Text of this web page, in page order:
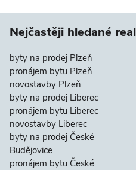
Nejčastěji hledané
byty na prodej Plzeň
pronájem bytu Plzeň
novostavby Plzeň
byty na prodej Liberec
pronájem bytu Liberec
novostavby Liberec
byty na prodej České
Budějovice
pronájem bytu České